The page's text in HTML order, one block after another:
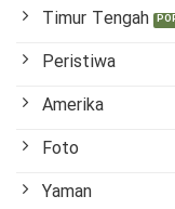
Timur Tengah
Peristiwa
Amerika
Foto
Yaman